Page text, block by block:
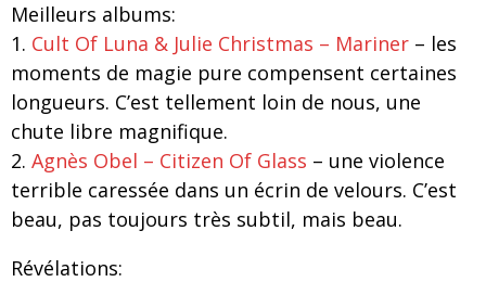
Meilleurs albums:
1. Cult Of Luna & Julie Christmas – Mariner – les
moments de magie pure compensent certaines
longueurs. C’est tellement loin de nous, une
chute libre magnifique.
2. Agnès Obel – Citizen Of Glass – une violence
terrible caressée dans un écrin de velours. C’est
beau, pas toujours très subtil, mais beau.
Révélations: